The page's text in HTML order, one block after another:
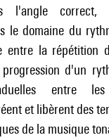
l'angle correct,
le domaine du
entre la répétition
d'un
entre
et libèrent des
de la musique